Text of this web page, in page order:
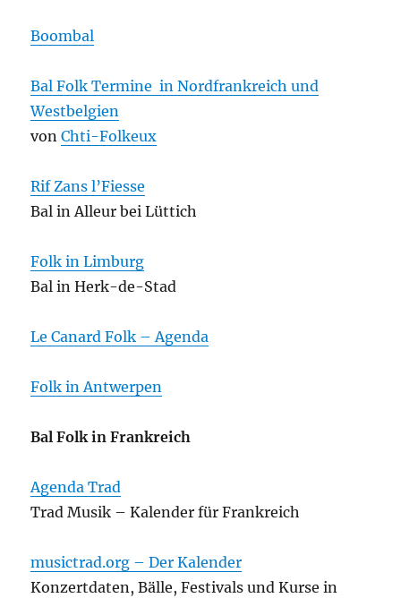
Boombal
Bal Folk Termine in Nordfrankreich und
Westbelgien
vonChti-Folkeux
Rif Zans l’Fiesse
Bal in Alleur bei Lüttich
Folk in Limburg
Bal in Herk-de-Stad
Le Canard Folk – Agenda
Folk in Antwerpen
Bal Folk in Frankreich
Agenda Trad
Trad Musik – Kalender für Frankreich
musictrad.org – Der Kalender
Konzertdaten, Bälle, Festivals und Kurse in